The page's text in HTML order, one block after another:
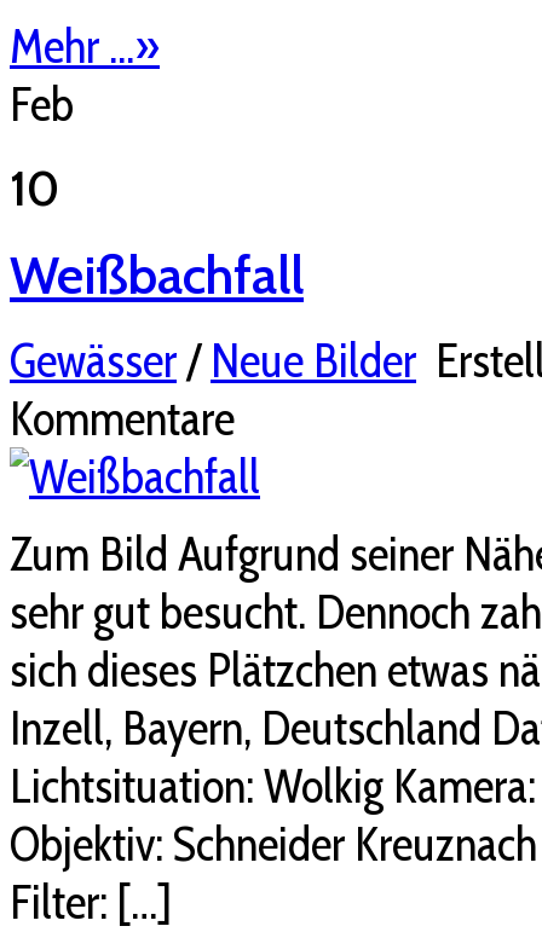
Mehr ...»
Feb
10
Weißbachfall
Gewässer/Neue Bilder
Kommentare
Zum Bild Aufgrund seiner
sehr gut besucht. Dennoch
sich dieses Plätzchen etwas
Inzell, Bayern, Deutschland
Lichtsituation: Wolkig
Objektiv: Schneider
Filter: […]